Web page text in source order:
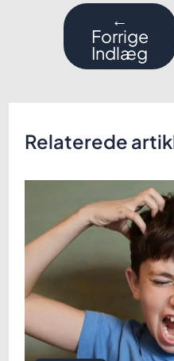
←
Forrige
Indlæg
Relaterede